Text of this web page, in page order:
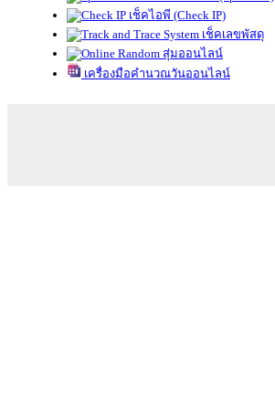
เช็คไอพี (Check IP)
เช็คเลขพัสดุ
สุ่มออนไลน์
เครื่องมือคำนวณวันออนไลน์